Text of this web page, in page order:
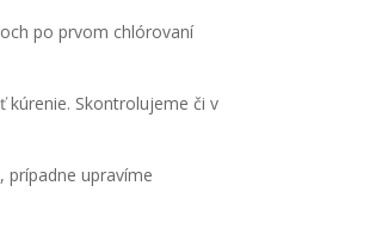
po prvom chlórovaní
kúrenie. Skontrolujeme či v
upravíme